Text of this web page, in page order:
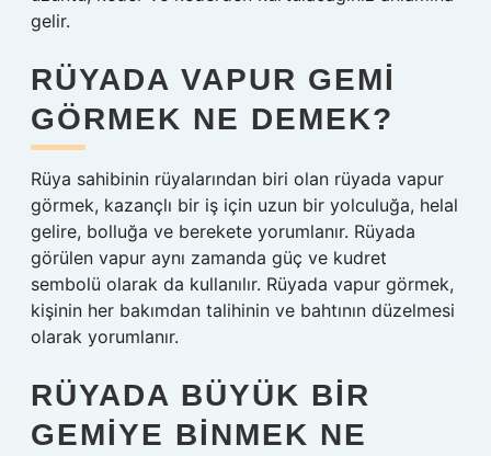
gelir.
RÜYADA VAPUR GEMI
GÖRMEK NE DEMEK?
Rüya sahibinin rüyalarından biri olan rüyada vapur
görmek, kazançlı bir iş için uzun bir yolculuğa, helal
gelire, bolluğa ve berekete yorumlanır. Rüyada
görülen vapur aynı zamanda güç ve kudret
sembolü olarak da kullanılır. Rüyada vapur görmek,
kişinin her bakımdan talihinin ve bahtının düzelmesi
olarak yorumlanır.
RÜYADA BÜYÜK BIR
GEMIYE BINMEK NE